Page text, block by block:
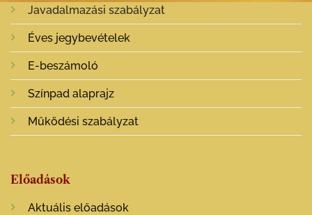
Javadalmazási szabályzat
Éves jegybevételek
E-beszámoló
Színpad alaprajz
Működési szabályzat
Előadások
Aktuális előadások